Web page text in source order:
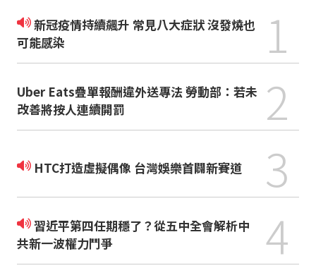
新冠疫情持續飆升 常見八大症狀 沒發燒也
可能感染
1
Uber Eats疊單報酬違外送專法 勞動部：若未
改善將按人連續開罰
2
HTC打造虛擬偶像 台灣娛樂首闢新賽道 3
習近平第四任期穩了？從五中全會解析中
共新一波權力鬥爭
4